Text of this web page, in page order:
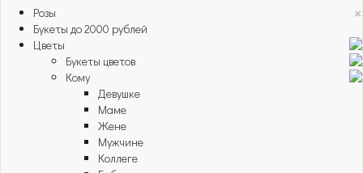
×
Розы
Букеты до 2000 рублей
Цветы
Букеты цветов
Кому
Девушке
Маме
Жене
Мужчине
Коллеге